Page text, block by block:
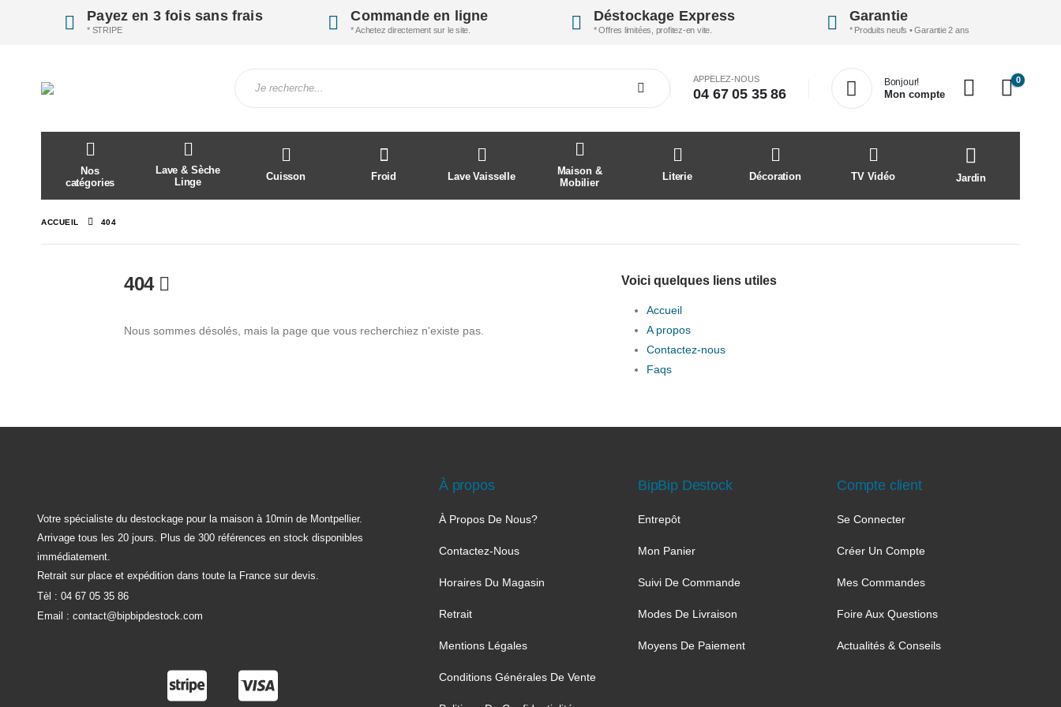
Payez en 3 fois sans frais
* STRIPE
Commande en ligne
* Achetez directement sur le site.
Déstockage Express
* Offres limitées, profitez-en vite.
Garantie
* Produits neufs • Garantie 2 ans
APPELEZ-NOUS
04 67 05 35 86
Bonjour!
Mon compte
0
Nos
catégories
Lave & Sèche
Linge
Cuisson Froid Lave Vaisselle
Maison &
Mobilier
Literie Décoration TV Vidéo Jardin
ACCUEIL 404
404
Nous sommes désolés, mais la page que vous recherchiez n'existe pas.
Voici quelques liens utiles
Accueil
A propos
Contactez-nous
Faqs
Votre spécialiste du destockage pour la maison à 10min de Montpellier.
Arrivage tous les 20 jours. Plus de 300 références en stock disponibles
immédiatement.
Retrait sur place et expédition dans toute la France sur devis.
Tèl : 04 67 05 35 86
Email : contact@bipbipdestock.com
À propos
À Propos De Nous?
Contactez-Nous
Horaires Du Magasin
Retrait
Mentions Légales
Conditions Générales De Vente
BipBip Destock
Entrepôt
Mon Panier
Suivi De Commande
Modes De Livraison
Moyens De Paiement
Compte client
Se Connecter
Créer Un Compte
Mes Commandes
Foire Aux Questions
Actualités & Conseils